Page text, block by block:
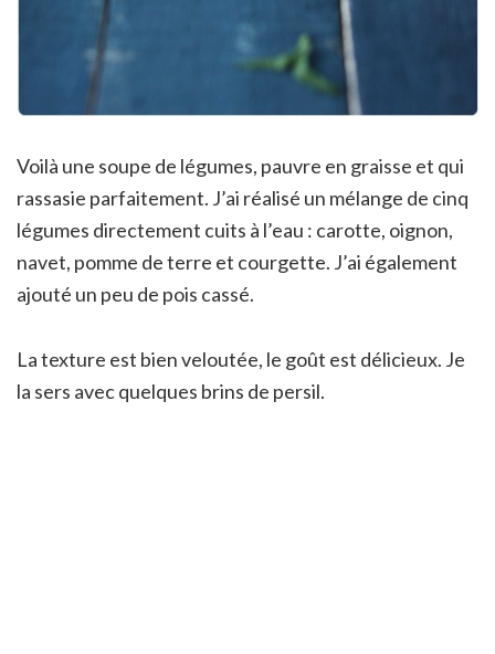
Voilà une soupe de légumes, pauvre en graisse et qui
rassasie parfaitement. J’ai réalisé un mélange de cinq
légumes directement cuits à l’eau : carotte, oignon,
navet, pomme de terre et courgette. J’ai également
ajouté un peu de pois cassé.
La texture est bien veloutée, le goût est délicieux. Je
la sers avec quelques brins de persil.